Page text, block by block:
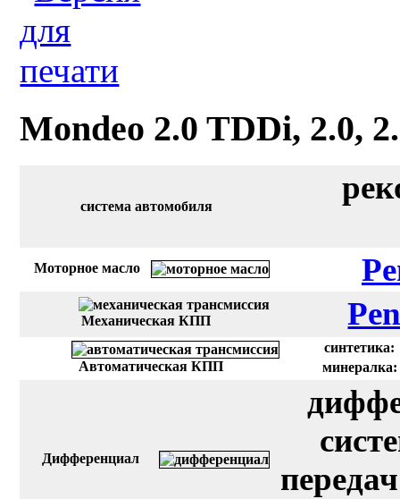
Mondeo 2.0 TDDi, 2.0,
система автомобиля
Моторное масло
Механическая КПП
Автоматическая КПП
синтетика:
минералка:
Дифференциал